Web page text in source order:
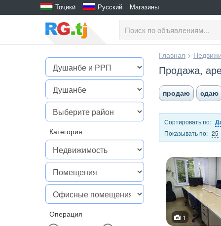
Тоҷикӣ Русский Магазины
Категория
Операция
Главная >
Продажа,
продаю сдаю
Сортировать по:
Показывать по: 25
1